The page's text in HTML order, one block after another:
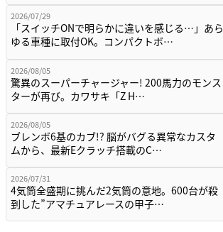
2026/07/29
「スイッチONで明らかに違いを感じる…」あら
ゆる車種に取付OK。コンパクトボ…
2026/08/05
驚異のスーパーチャージャー! 200馬力のモンス
ターが再び。カワサキ「Z H…
2026/08/05
ブレンボ6基のカブ!? 脳がバグる異常なカスタ
ムから、最新Eクラッチ搭載のC…
2026/07/31
4気筒全盛期に挑んだ2気筒の意地。600台が殺
到した”アマチュアレースの甲子…